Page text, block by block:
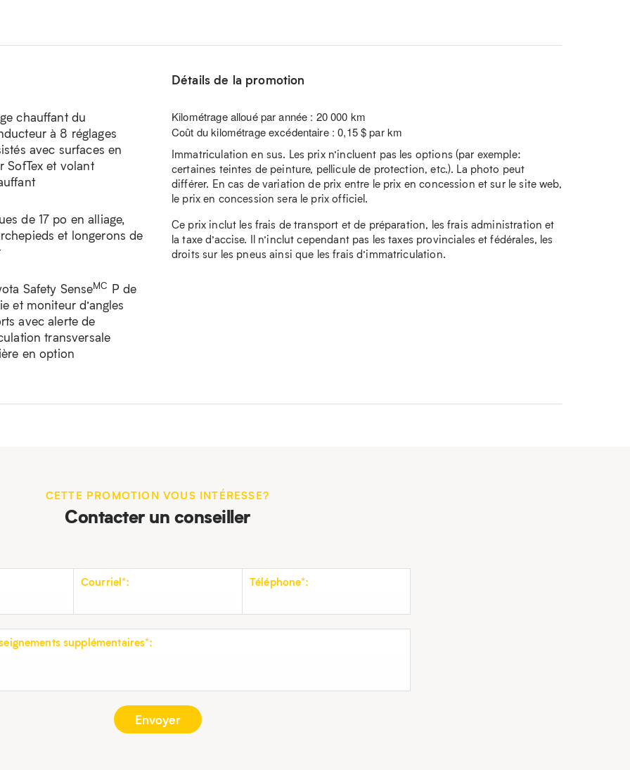
chauffant du
à 8 réglages
avec surfaces en
SofTex et volant
de 17 po en alliage,
et longerons de
Safety SenseMC P de
et moniteur d’angles
avec alerte de
transversale
en option
Détails de la promotion
Kilométrage alloué par année : 20 000 km
Coût du kilométrage excédentaire : 0,15 $ par km
Immatriculation en sus. Les prix n’incluent pas les options (par exemple:
certaines teintes de peinture, pellicule de protection, etc.). La photo peut
différer. En cas de variation de prix entre le prix en concession et sur le site web,
le prix en concession sera le prix officiel.
Ce prix inclut les frais de transport et de préparation, les frais administration et
la taxe d’accise. Il n’inclut cependant pas les taxes provinciales et fédérales, les
droits sur les pneus ainsi que les frais d’immatriculation.
CETTE PROMOTION VOUS INTÉRESSE?
Contacter un conseiller
Courriel*: Téléphone*:
supplémentaires*: